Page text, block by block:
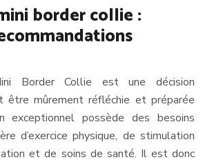
border collie :
Border Collie est une décision
être mûrement réfléchie et préparée
exceptionnel possède des besoins
d’exercice physique, de stimulation
et de soins de santé. Il est donc